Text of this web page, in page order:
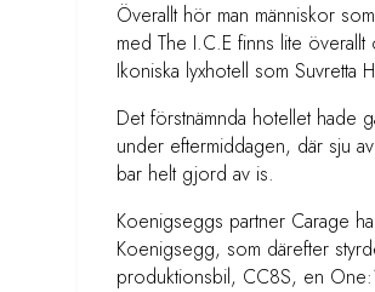
Överallt hör man människor
med The I.C.E finns lite
Ikoniska lyxhotell som Suvretta
Det förstnämnda hotellet hade
under eftermiddagen, där sju
bar helt gjord av is.
Koenigseggs partner Carage
Koenigsegg, som därefter
produktionsbil, CC8S, en